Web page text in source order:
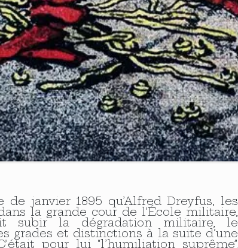
janvier 1895 qu’Alfred Dreyfus, les
la grande cour de l'École militaire,
la dégradation militaire, le
grades et distinctions à la suite d’une
pour lui “l’humiliation suprême”.